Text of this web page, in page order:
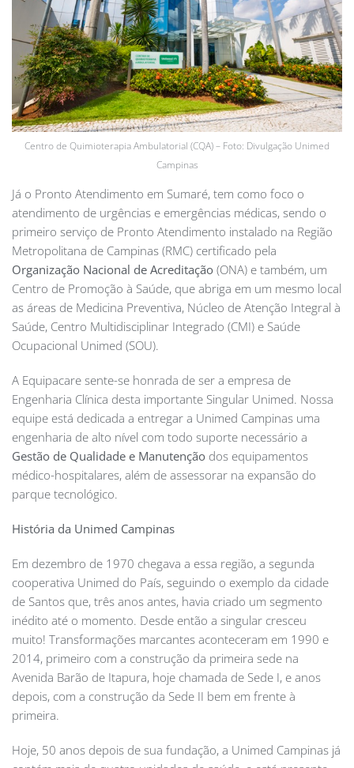
Centro de Quimioterapia Ambulatorial (CQA) – Foto: Divulgação Unimed
Campinas
Já o Pronto Atendimento em Sumaré, tem como foco o
atendimento de urgências e emergências médicas, sendo o
primeiro serviço de Pronto Atendimento instalado na Região
Metropolitana de Campinas (RMC) certificado pela
Organização Nacional de Acreditação (ONA) e também, um
Centro de Promoção à Saúde, que abriga em um mesmo local
as áreas de Medicina Preventiva, Núcleo de Atenção Integral à
Saúde, Centro Multidisciplinar Integrado (CMI) e Saúde
Ocupacional Unimed (SOU).
A Equipacare sente-se honrada de ser a empresa de
Engenharia Clínica desta importante Singular Unimed. Nossa
equipe está dedicada a entregar a Unimed Campinas uma
engenharia de alto nível com todo suporte necessário a
Gestão de Qualidade e Manutenção dos equipamentos
médico-hospitalares, além de assessorar na expansão do
parque tecnológico.
História da Unimed Campinas
Em dezembro de 1970 chegava a essa região, a segunda
cooperativa Unimed do País, seguindo o exemplo da cidade
de Santos que, três anos antes, havia criado um segmento
inédito até o momento. Desde então a singular cresceu
muito! Transformações marcantes aconteceram em 1990 e
2014, primeiro com a construção da primeira sede na
Avenida Barão de Itapura, hoje chamada de Sede I, e anos
depois, com a construção da Sede II bem em frente à
primeira.
Hoje, 50 anos depois de sua fundação, a Unimed Campinas já